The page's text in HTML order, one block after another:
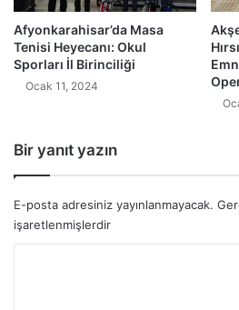
Afyonkarahisar’da Masa
Tenisi Heyecanı: Okul
Sporları İl Birinciliği
Ocak 11, 2024
Bir yanıt yazın
E-posta adresiniz yayınlanmayacak.
işaretlenmişlerdir